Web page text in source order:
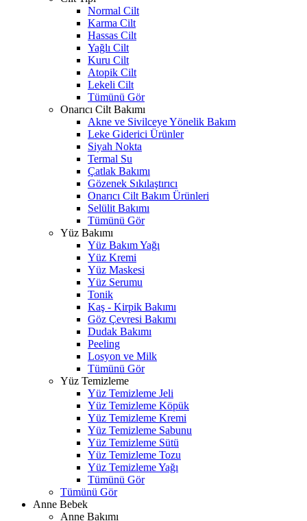
Normal Cilt
Karma Cilt
Hassas Cilt
Yağlı Cilt
Kuru Cilt
Atopik Cilt
Lekeli Cilt
Tümünü Gör
Onarıcı Cilt Bakımı
Akne ve Sivilceye Yönelik Bakım
Leke Giderici Ürünler
Siyah Nokta
Termal Su
Çatlak Bakımı
Gözenek Sıkılaştırıcı
Onarıcı Cilt Bakım Ürünleri
Selülit Bakımı
Tümünü Gör
Yüz Bakımı
Yüz Bakım Yağı
Yüz Kremi
Yüz Maskesi
Yüz Serumu
Tonik
Kaş - Kirpik Bakımı
Göz Çevresi Bakımı
Dudak Bakımı
Peeling
Losyon ve Milk
Tümünü Gör
Yüz Temizleme
Yüz Temizleme Jeli
Yüz Temizleme Köpük
Yüz Temizleme Kremi
Yüz Temizleme Sabunu
Yüz Temizleme Sütü
Yüz Temizleme Tozu
Yüz Temizleme Yağı
Tümünü Gör
Tümünü Gör
Anne Bebek
Anne Bakımı